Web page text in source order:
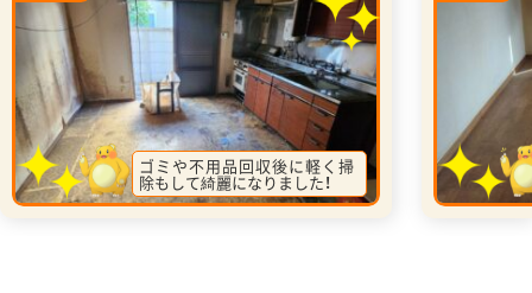
ゴミや不用品回収後に軽く掃
除もして綺麗になりました！